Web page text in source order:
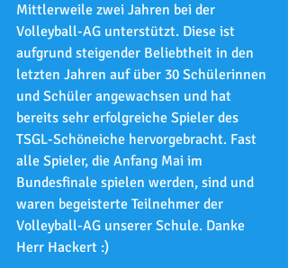
Mittlerweile zwei Jahren bei der
Volleyball-AG unterstützt. Diese ist
aufgrund steigender Beliebtheit in den
letzten Jahren auf über 30 Schülerinnen
und Schüler angewachsen und hat
bereits sehr erfolgreiche Spieler des
TSGL-Schöneiche hervorgebracht. Fast
alle Spieler, die Anfang Mai im
Bundesfinale spielen werden, sind und
waren begeisterte Teilnehmer der
Volleyball-AG unserer Schule. Danke
Herr Hackert :)